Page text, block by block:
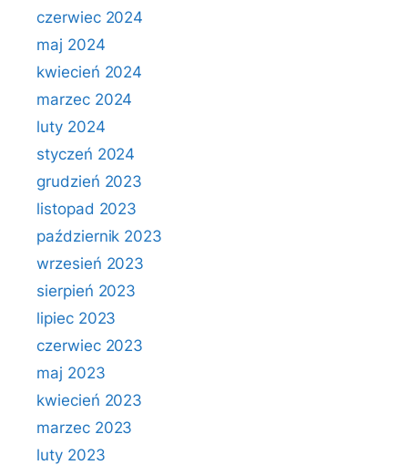
czerwiec 2024
maj 2024
kwiecień 2024
marzec 2024
luty 2024
styczeń 2024
grudzień 2023
listopad 2023
październik 2023
wrzesień 2023
sierpień 2023
lipiec 2023
czerwiec 2023
maj 2023
kwiecień 2023
marzec 2023
luty 2023